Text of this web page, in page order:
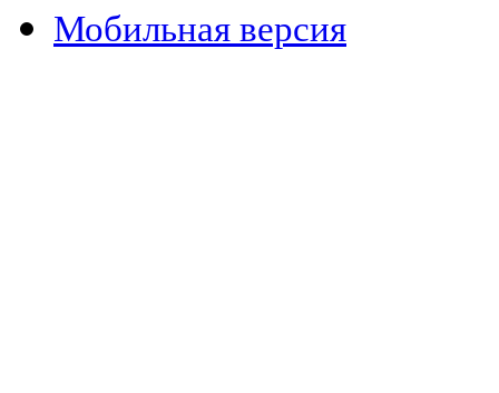
Мобильная версия